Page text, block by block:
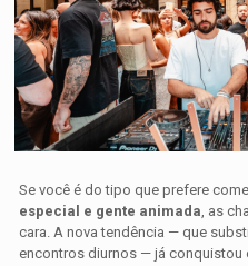
Se você é do tipo que prefere
especial e gente animada, as
cara. A nova tendência — que
encontros diurnos — já conquistou